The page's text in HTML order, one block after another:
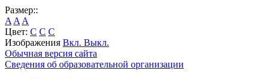
Размер::
A A A
Цвет: C C C
Изображения Вкл. Выкл.
Обычная версия сайта
Сведения об образовательной организации